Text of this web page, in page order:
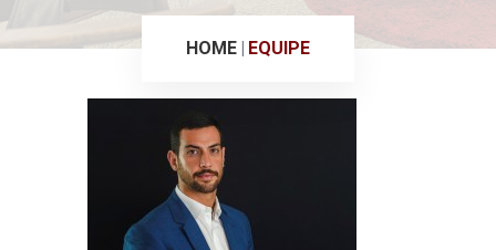
HOME EQUIPE